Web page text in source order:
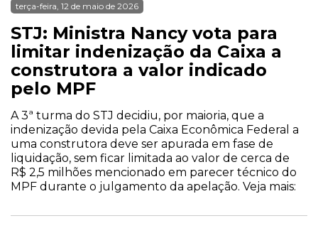
terça-feira, 12 de maio de 2026
STJ: Ministra Nancy vota para
limitar indenização da Caixa a
construtora a valor indicado
pelo MPF
A 3ª turma do STJ decidiu, por maioria, que a
indenização devida pela Caixa Econômica Federal a
uma construtora deve ser apurada em fase de
liquidação, sem ficar limitada ao valor de cerca de
R$ 2,5 milhões mencionado em parecer técnico do
MPF durante o julgamento da apelação. Veja mais: